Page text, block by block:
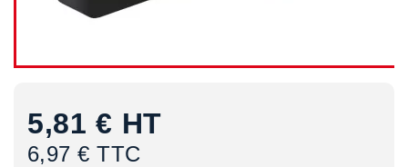
5,81 € HT
6,97 € TTC